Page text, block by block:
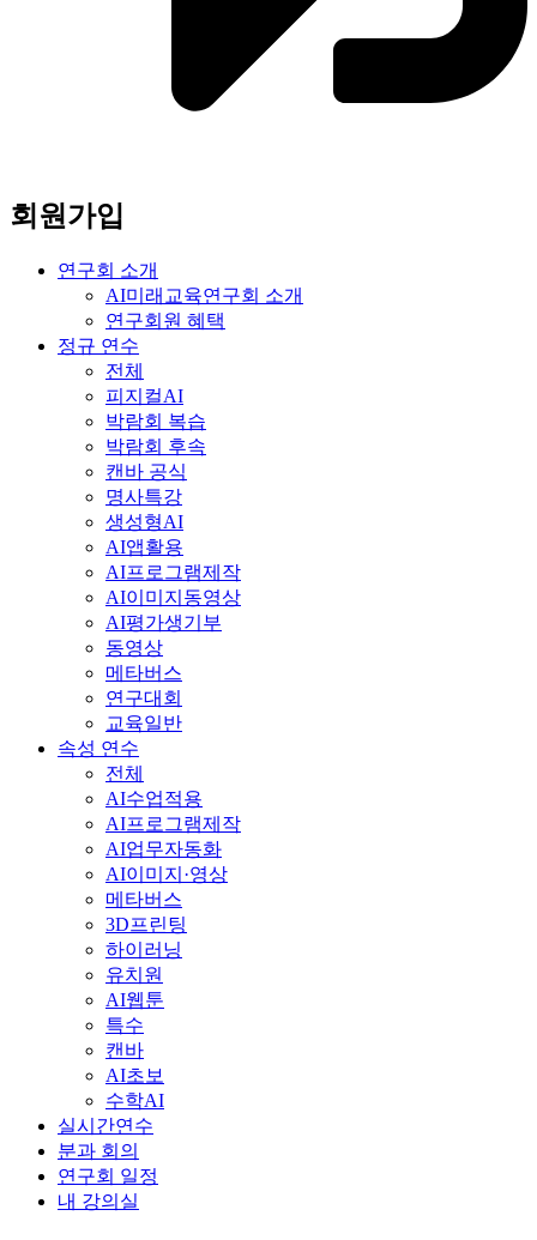
회원가입
연구회 소개
AI미래교육연구회 소개
연구회원 혜택
정규 연수
전체
피지컬AI
박람회 복습
박람회 후속
캔바 공식
명사특강
생성형AI
AI앱활용
AI프로그램제작
AI이미지동영상
AI평가생기부
동영상
메타버스
연구대회
교육일반
속성 연수
전체
AI수업적용
AI프로그램제작
AI업무자동화
AI이미지·영상
메타버스
3D프린팅
하이러닝
유치원
AI웹툰
특수
캔바
AI초보
수학AI
실시간연수
분과 회의
연구회 일정
내 강의실